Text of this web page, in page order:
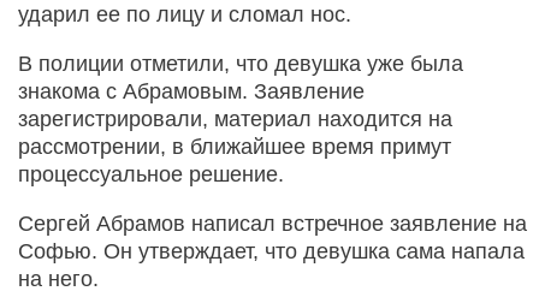
ударил ее по лицу и сломал нос.
В полиции отметили, что девушка уже была
знакома с Абрамовым. Заявление
зарегистрировали, материал находится на
рассмотрении, в ближайшее время примут
процессуальное решение.
Сергей Абрамов написал встречное заявление на
Софью. Он утверждает, что девушка сама напала
на него.